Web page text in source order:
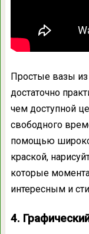
Простые вазы из
достаточно
чем доступной
свободного
помощью
краской,
которые
интересным и
4.